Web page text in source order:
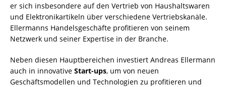
er sich insbesondere auf den Vertrieb von Haushaltswaren
und Elektronikartikeln über verschiedene Vertriebskanäle.
Ellermanns Handelsgeschäfte profitieren von seinem
Netzwerk und seiner Expertise in der Branche.
Neben diesen Hauptbereichen investiert Andreas Ellermann
auch in innovative Start-ups, um von neuen
Geschäftsmodellen und Technologien zu profitieren und